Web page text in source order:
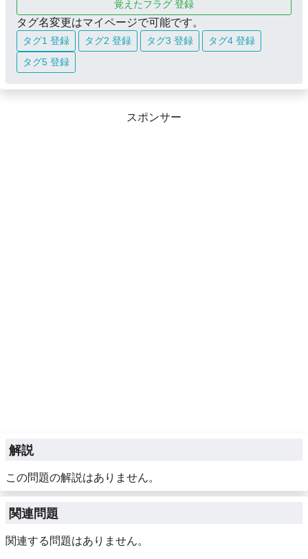
覚えたフラグ 登録
タグ名変更はマイページで可能です。
タグ1 登録 タグ2 登録 タグ3 登録
タグ4 登録
タグ5 登録
スポンサー
解説
この問題の解説はありません。
関連問題
関連する問題はありません。